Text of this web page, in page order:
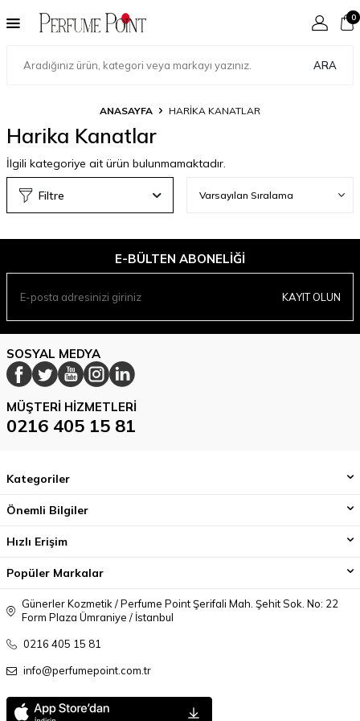
ARA
0
ANASAYFA HARIKA KANATLAR
Harika Kanatlar
İlgili kategoriye ait ürün bulunmamaktadır.
Filtre
E-BÜLTEN ABONELIĞI
KAYIT OLUN
SOSYAL MEDYA
MÜŞTERI HIZMETLERI
0216 405 15 81
Kategoriler
Önemli Bilgiler
Hızlı Erişim
Popüler Markalar
Günerler Kozmetik / Perfume Point Şerifali Mah. Şehit Sok. No: 22
Form Plaza Ümraniye / İstanbul
0216 405 15 81
info@perfumepoint.com.tr